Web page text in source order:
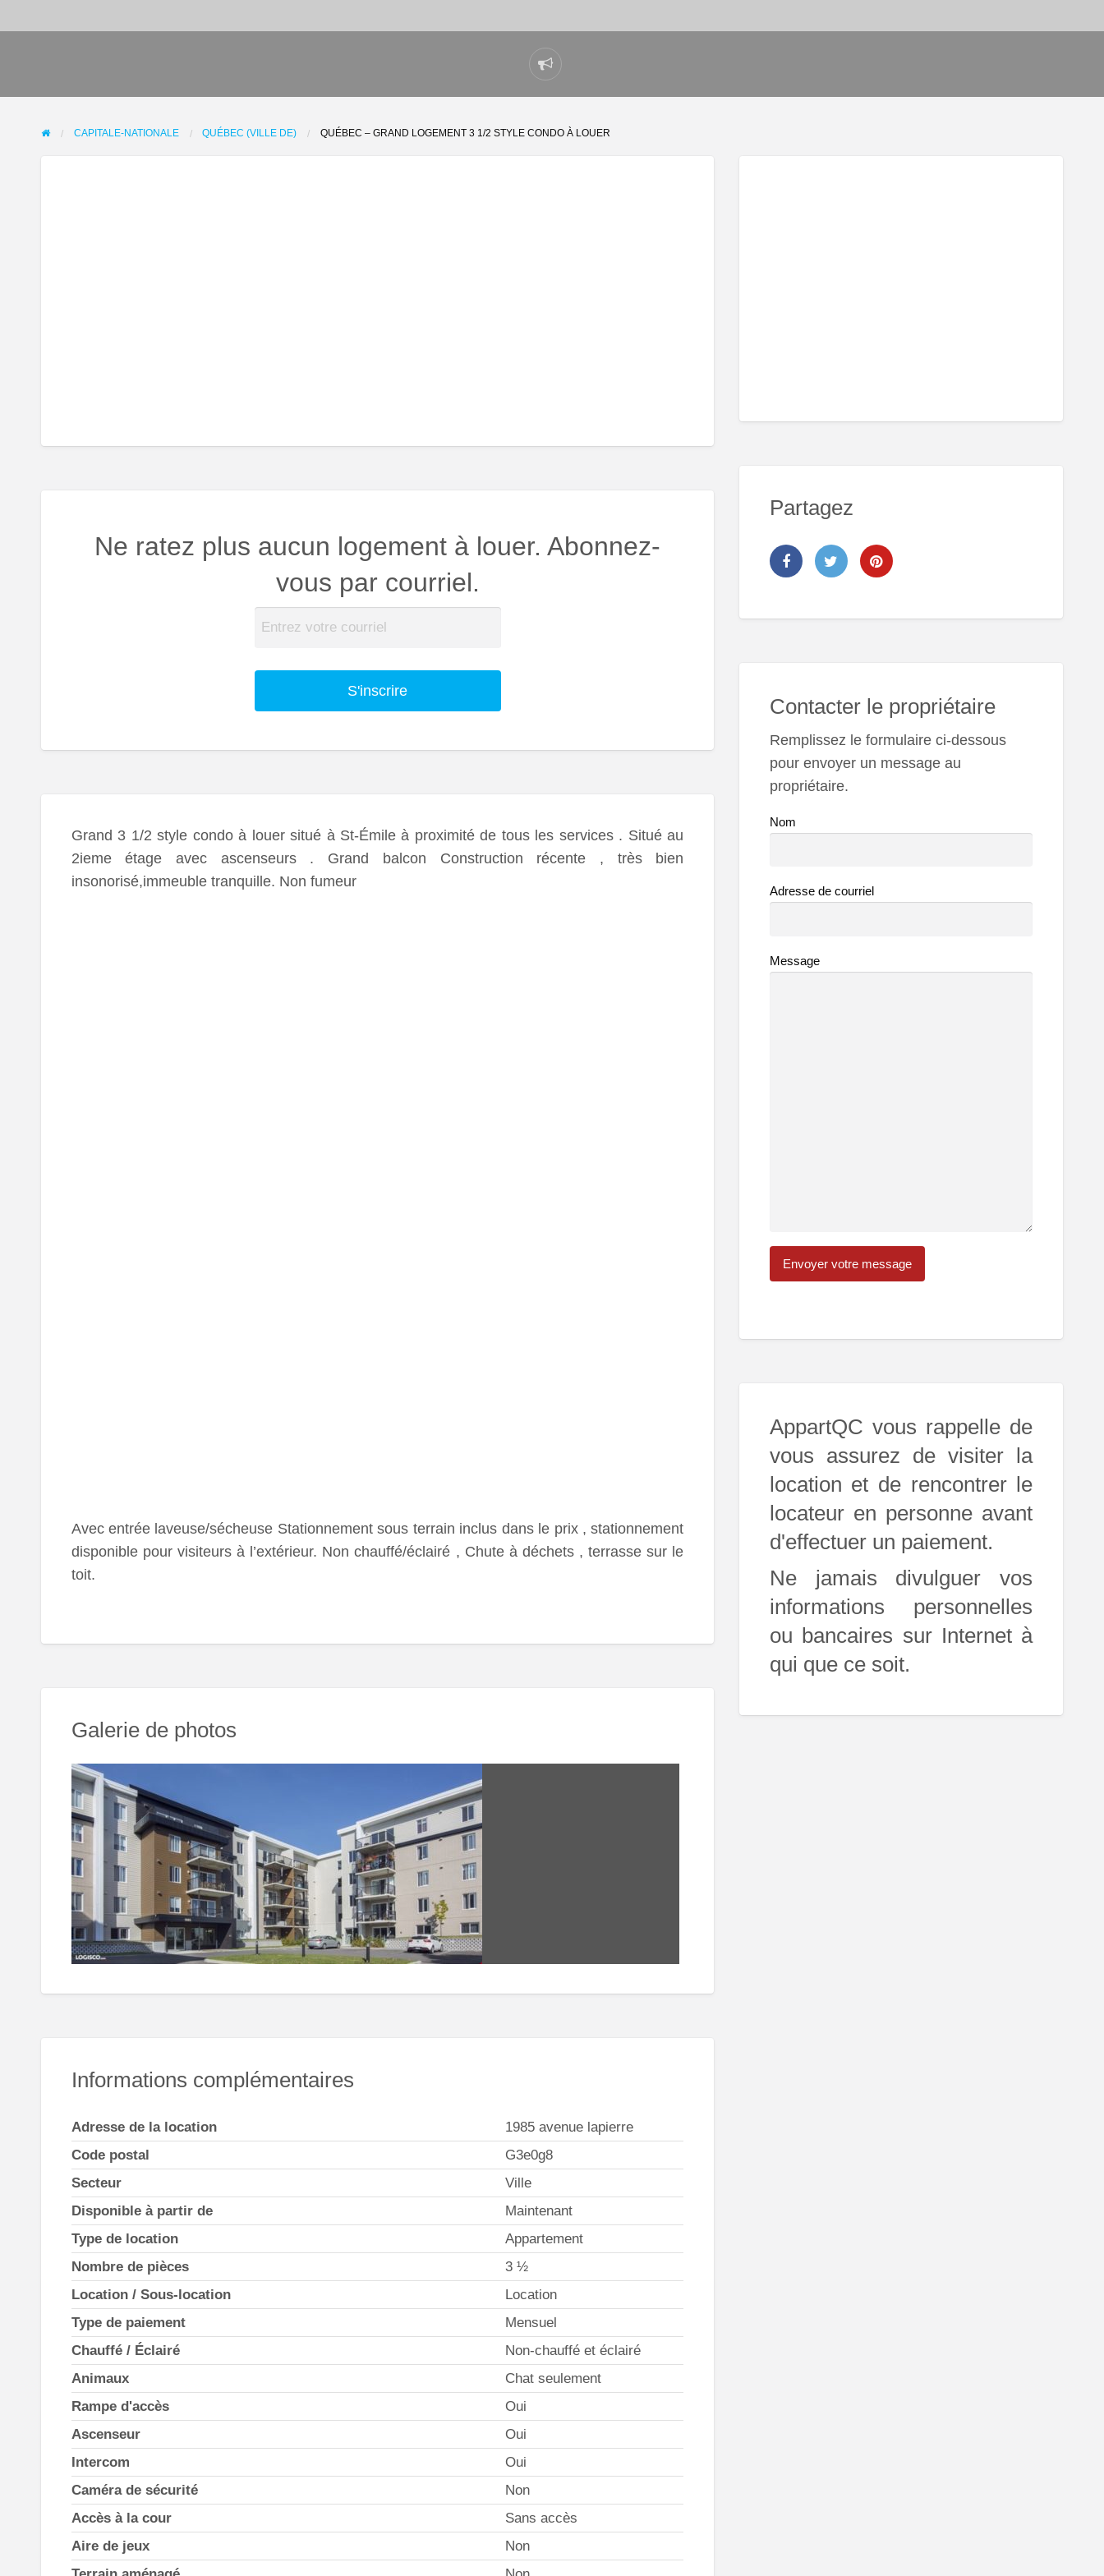
Signaler
un
CAPITALE-NATIONALE QUÉBEC (VILLE DE) QUÉBEC – GRAND LOGEMENT 3 1/2 STYLE CONDO À LOUER
Ne ratez plus aucun logement à louer. Abonnez-
vous par courriel.
S'inscrire
Grand 3 1/2 style condo à louer situé à St-Émile à proximité de tous les services . Situé au
2ieme étage avec ascenseurs . Grand balcon Construction récente , très bien
insonorisé,immeuble tranquille. Non fumeur
Avec entrée laveuse/sécheuse Stationnement sous terrain inclus dans le prix , stationnement
disponible pour visiteurs à l’extérieur. Non chauffé/éclairé , Chute à déchets , terrasse sur le
toit.
Galerie de photos
Informations complémentaires
Adresse de la location
1985 avenue lapierre
Code postal
G3e0g8
Secteur
Ville
Disponible à partir de
Maintenant
Type de location
Appartement
Nombre de pièces
3 ½
Location / Sous-location
Location
Type de paiement
Mensuel
Chauffé / Éclairé
Non-chauffé et éclairé
Animaux
Chat seulement
Rampe d'accès
Oui
Ascenseur
Oui
Intercom
Oui
Caméra de sécurité
Non
Accès à la cour
Sans accès
Aire de jeux
Non
Partagez
Contacter le propriétaire
Remplissez le formulaire ci-dessous
pour envoyer un message au
propriétaire.
Nom
Adresse de courriel
Message
AppartQC vous rappelle de
vous assurez de visiter la
location et de rencontrer le
locateur en personne avant
d'effectuer un paiement.
Ne jamais divulguer vos
informations personnelles
ou bancaires sur Internet à
qui que ce soit.